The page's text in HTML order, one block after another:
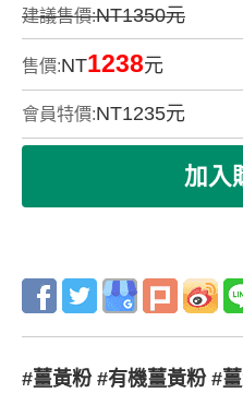
建議售價:NT1350元
售價:NT1238元
會員特價:NT1235元
#薑黃粉 #有機薑黃粉 #